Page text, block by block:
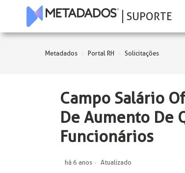
SUPORTE
Metadados Portal RH Solicitações
Campo Salário
De Aumento De
Funcionários
há 6 anos Atualizado